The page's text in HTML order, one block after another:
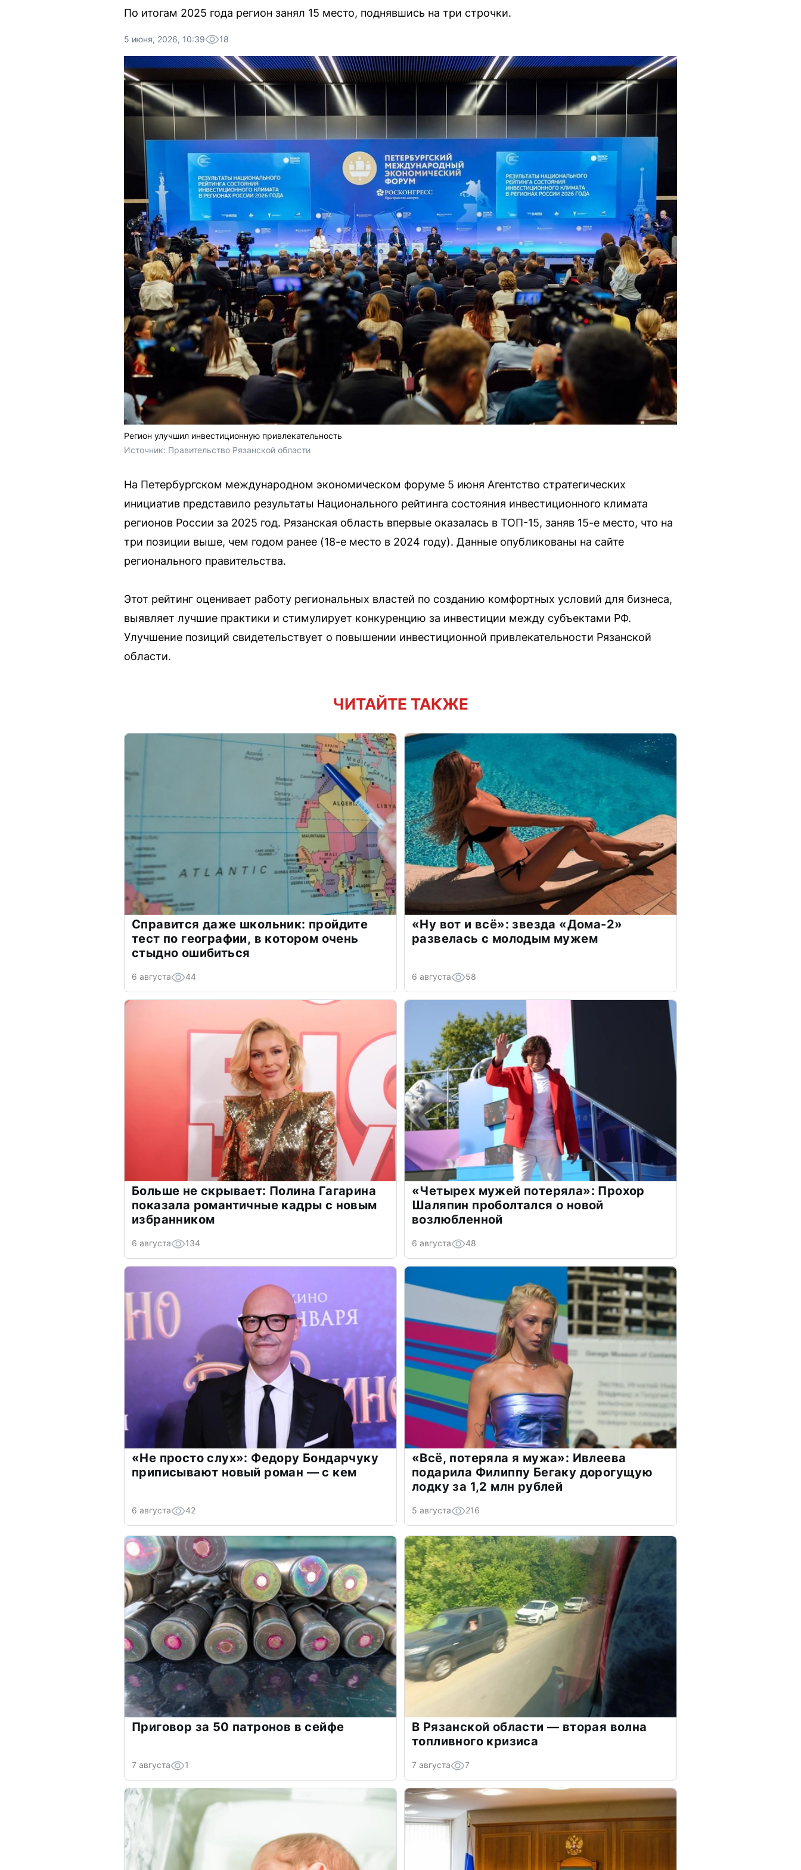
По итогам 2025 года регион занял 15 место, поднявшись на три строчки.
5 июня, 2026, 10:39 18
Регион улучшил инвестиционную привлекательность
Источник: Правительство Рязанской области
На Петербургском международном экономическом форуме 5 июня Агентство стратегических
инициатив представило результаты Национального рейтинга состояния инвестиционного климата
регионов России за 2025 год. Рязанская область впервые оказалась в ТОП-15, заняв 15-е место, что на
три позиции выше, чем годом ранее (18-е место в 2024 году). Данные опубликованы на сайте
регионального правительства.
Этот рейтинг оценивает работу региональных властей по созданию комфортных условий для бизнеса,
выявляет лучшие практики и стимулирует конкуренцию за инвестиции между субъектами РФ.
Улучшение позиций свидетельствует о повышении инвестиционной привлекательности Рязанской
области.
ЧИТАЙТЕ ТАКЖЕ
Справится даже школьник: пройдите
тест по географии, в котором очень
стыдно ошибиться
6 августа 44
«Ну вот и всё»: звезда «Дома-2»
развелась с молодым мужем
6 августа 58
Больше не скрывает: Полина Гагарина
показала романтичные кадры с новым
избранником
6 августа 134
«Четырех мужей потеряла»: Прохор
Шаляпин проболтался о новой
возлюбленной
6 августа 48
«Не просто слух»: Федору Бондарчуку
приписывают новый роман — с кем
6 августа 42
«Всё, потеряла я мужа»: Ивлеева
подарила Филиппу Бегаку дорогущую
лодку за 1,2 млн рублей
5 августа 216
Приговор за 50 патронов в сейфе
7 августа 1
В Рязанской области — вторая волна
топливного кризиса
7 августа 7